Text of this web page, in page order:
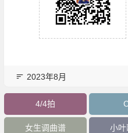
2023年8月
4/4拍
女生调曲谱 小